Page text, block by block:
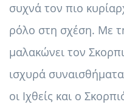
συχνά τον πιο
ρόλο στη σχέση. Με
μαλακώνει τον
ισχυρά
οι Ιχθείς και ο